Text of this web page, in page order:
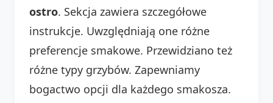
ostro. Sekcja zawiera szczegółowe
instrukcje. Uwzględniają one różne
preferencje smakowe. Przewidziano też
różne typy grzybów. Zapewniamy
bogactwo opcji dla każdego smakosza.